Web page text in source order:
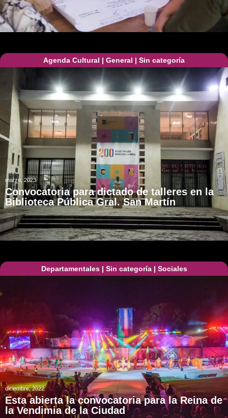
Agenda Cultural | General | Sin categoría
marzo, 2023
Convocatoria para dictado de talleres en la
Biblioteca Pública Gral. San Martín
Departamentales| Sin categoría| Sociales
diciembre, 2022
Esta abierta la convocatoria para la Reina de
la Vendimia de la Ciudad